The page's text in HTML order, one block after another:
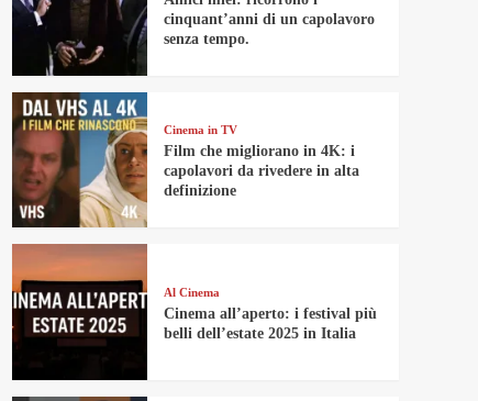
cinquant’anni di un capolavoro
senza tempo.
Cinema in TV
Film che migliorano in 4K: i
capolavori da rivedere in alta
definizione
Al Cinema
Cinema all’aperto: i festival più
belli dell’estate 2025 in Italia